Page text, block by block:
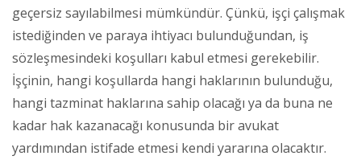
geçersiz sayılabilmesi mümkündür. Çünkü, işçi çalışmak
istediğinden ve paraya ihtiyacı bulunduğundan, iş
sözleşmesindeki koşulları kabul etmesi gerekebilir.
İşçinin, hangi koşullarda hangi haklarının bulunduğu,
hangi tazminat haklarına sahip olacağı ya da buna ne
kadar hak kazanacağı konusunda bir avukat
yardımından istifade etmesi kendi yararına olacaktır.